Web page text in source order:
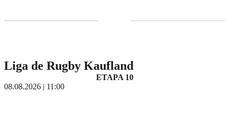
Liga de Rugby Kaufland
ETAPA 10
08.08.2026 | 11:00